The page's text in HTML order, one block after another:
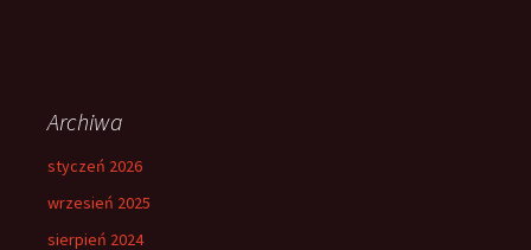
Archiwa
styczeń 2026
wrzesień 2025
sierpień 2024